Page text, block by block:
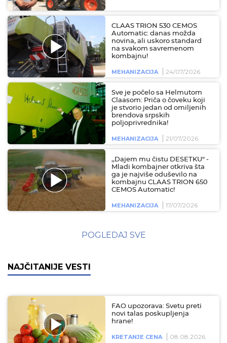
CLAAS TRION 530 CEMOS
Automatic: danas možda
novina, ali uskoro standard
na svakom savremenom
kombajnu!
MEHANIZACIJA 24/07/2026
Sve je počelo sa Helmutom
Claasom: Priča o čoveku koji
je stvorio jedan od omiljenih
brendova srpskih
poljoprivrednika!
MEHANIZACIJA 21/07/2026
,,Dajem mu čistu DESETKU" -
Mladi kombajner otkriva šta
ga je najviše oduševilo na
kombajnu CLAAS TRION 650
CEMOS Automatic!
MEHANIZACIJA 17/07/2026
POGLEDAJ SVE
NAJČITANIJE VESTI
FAO upozorava: Svetu preti
novi talas poskupljenja
hrane!
KRETANJE CENA 08.08.2026